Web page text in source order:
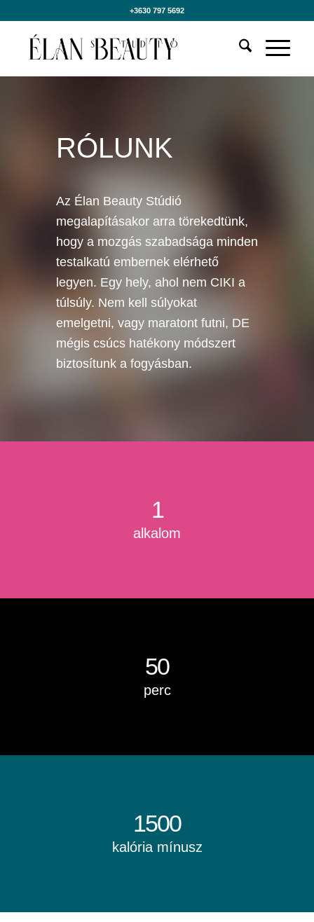
+3630 797 5692
RÓLUNK
Az Élan Beauty Stúdió
megalapításakor arra törekedtünk,
hogy a mozgás szabadsága minden
testalkatú embernek elérhető
legyen. Egy hely, ahol nem CIKI a
túlsúly. Nem kell súlyokat
emelgetni, vagy maratont futni, DE
mégis csúcs hatékony módszert
biztosítunk a fogyásban.
1
alkalom
50
perc
1500
kalória mínusz